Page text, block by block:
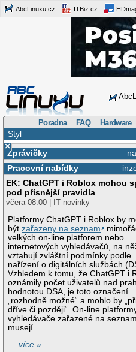
AbcLinuxu.cz ITBiz.cz
Poradna FAQ Hardware
Styl
×
Zprávičky
Pracovní nabídky
EK: ChatGPT i Roblox mohou
pod přísnější pravidla
včera 08:00 | IT novinky
Platformy ChatGPT i Roblox by
býtzařazeny na seznam
velkých on-line platforem nebo
internetových vyhledávačů, na
vztahují zvláštní podmínky podle
nařízení o digitálních službách
Vzhledem k tomu, že ChatGPT i
oznámily počet uživatelů nad
hodnotou DSA, je toto označení
„rozhodně možné“ a mohlo by
dříve či později“. On-line
vyhledávače zařazené na
musejí
…více »